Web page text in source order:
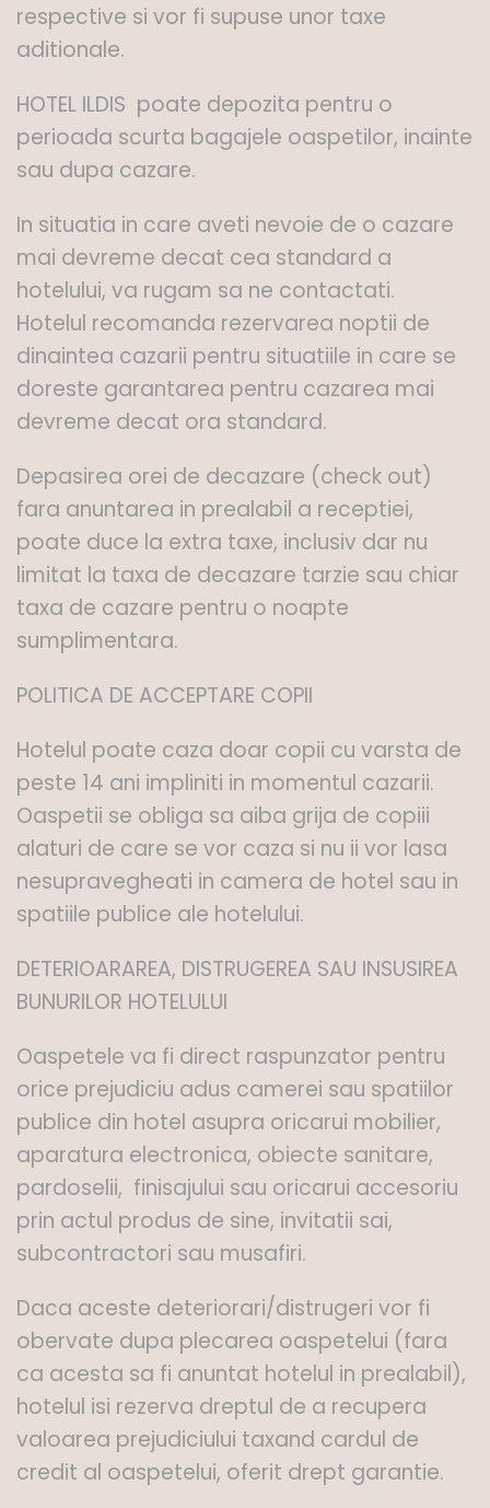
respective si vor fi supuse unor taxe
aditionale.
HOTEL ILDIS poate depozita pentru o
perioada scurta bagajele oaspetilor, inainte
sau dupa cazare.
In situatia in care aveti nevoie de o cazare
mai devreme decat cea standard a
hotelului, va rugam sa ne contactati.
Hotelul recomanda rezervarea noptii de
dinaintea cazarii pentru situatiile in care se
doreste garantarea pentru cazarea mai
devreme decat ora standard.
Depasirea orei de decazare (check out)
fara anuntarea in prealabil a receptiei,
poate duce la extra taxe, inclusiv dar nu
limitat la taxa de decazare tarzie sau chiar
taxa de cazare pentru o noapte
sumplimentara.
POLITICA DE ACCEPTARE COPII
Hotelul poate caza doar copii cu varsta de
peste 14 ani impliniti in momentul cazarii.
Oaspetii se obliga sa aiba grija de copiii
alaturi de care se vor caza si nu ii vor lasa
nesupravegheati in camera de hotel sau in
spatiile publice ale hotelului.
DETERIOARAREA, DISTRUGEREA SAU INSUSIREA
BUNURILOR HOTELULUI
Oaspetele va fi direct raspunzator pentru
orice prejudiciu adus camerei sau spatiilor
publice din hotel asupra oricarui mobilier,
aparatura electronica, obiecte sanitare,
pardoselii, finisajului sau oricarui accesoriu
prin actul produs de sine, invitatii sai,
subcontractori sau musafiri.
Daca aceste deteriorari/distrugeri vor fi
obervate dupa plecarea oaspetelui (fara
ca acesta sa fi anuntat hotelul in prealabil),
hotelul isi rezerva dreptul de a recupera
valoarea prejudiciului taxand cardul de
credit al oaspetelui, oferit drept garantie.